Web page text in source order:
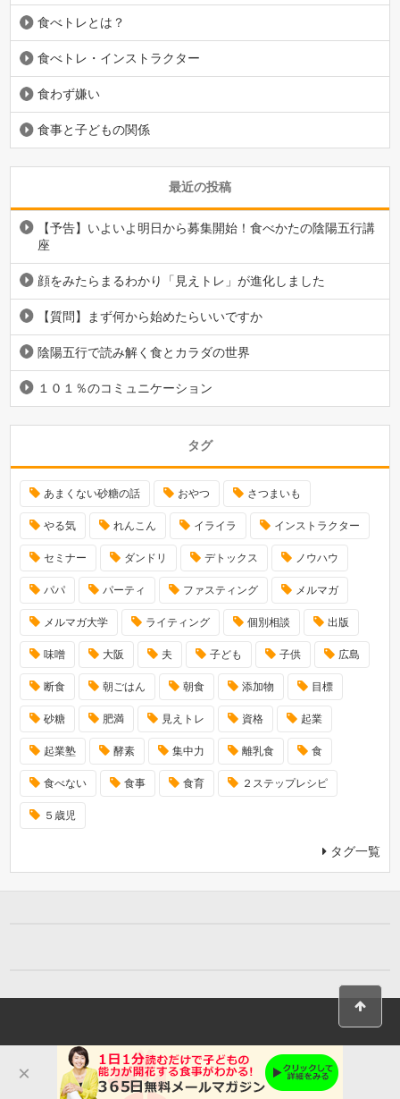
食べトレとは？
食べトレ・インストラクター
食わず嫌い
食事と子どもの関係
最近の投稿
【予告】いよいよ明日から募集開始！食べかたの陰陽五行講
座
顔をみたらまるわかり「見えトレ」が進化しました
【質問】まず何から始めたらいいですか
陰陽五行で読み解く食とカラダの世界
１０１％のコミュニケーション
タグ
あまくない砂糖の話 おやつ さつまいも
やる気 れんこん イライラ インストラクター
セミナー ダンドリ デトックス ノウハウ
パパ パーティ ファスティング メルマガ
メルマガ大学 ライティング 個別相談 出版
味噌 大阪 夫 子ども 子供 広島
断食 朝ごはん 朝食 添加物 目標
砂糖 肥満 見えトレ 資格 起業
起業塾 酵素 集中力 離乳食 食
食べない 食事 食育 ２ステップレシピ
５歳児
タグ一覧
×